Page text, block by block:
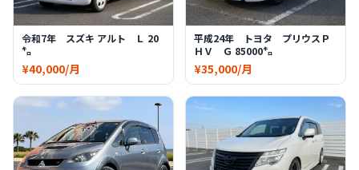
令和7年 スズキ アルト Ｌ 20
㌔
¥40,000/月
平成24年 トヨタ プリウスＰ
ＨＶ Ｇ 85000㌔
¥35,000/月